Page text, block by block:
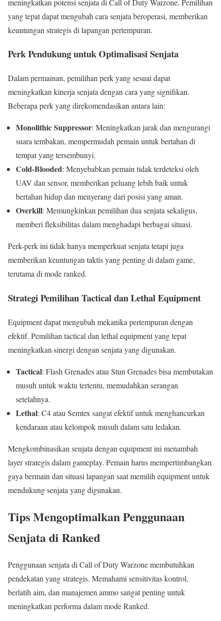
yang tepat dapat mengubah cara senjata beroperasi, memberikan
keuntungan strategis di lapangan pertempuran.
Perk Pendukung untuk Optimalisasi Senjata
Dalam permainan, pemilihan perk yang sesuai dapat
meningkatkan kinerja senjata dengan cara yang signifikan.
Beberapa perk yang direkomendasikan antara lain:
Monolithic Suppressor: Meningkatkan jarak dan mengurangi
suara tembakan, mempermudah pemain untuk bertahan di
tempat yang tersembunyi.
Cold-Blooded: Menyebabkan pemain tidak terdeteksi oleh
UAV dan sensor, memberikan peluang lebih baik untuk
bertahan hidup dan menyerang dari posisi yang aman.
Overkill: Memungkinkan pemilihan dua senjata sekaligus,
memberi fleksibilitas dalam menghadapi berbagai situasi.
Perk-perk ini tidak hanya memperkuat senjata tetapi juga
memberikan keuntungan taktis yang penting di dalam game,
terutama di mode ranked.
Strategi Pemilihan Tactical dan Lethal Equipment
Equipment dapat mengubah mekanika pertempuran dengan
efektif. Pemilihan tactical dan lethal equipment yang tepat
meningkatkan sinergi dengan senjata yang digunakan.
Tactical: Flash Grenades atau Stun Grenades bisa membutakan
musuh untuk waktu tertentu, memudahkan serangan
setelahnya.
Lethal: C4 atau Semtex sangat efektif untuk menghancurkan
kendaraan atau kelompok musuh dalam satu ledakan.
Mengkombinasikan senjata dengan equipment ini menambah
layer strategis dalam gameplay. Pemain harus mempertimbangkan
gaya bermain dan situasi lapangan saat memilih equipment untuk
mendukung senjata yang digunakan.
Tips Mengoptimalkan Penggunaan
Senjata di Ranked
Penggunaan senjata di Call of Duty Warzone membutuhkan
pendekatan yang strategis. Memahami sensitivitas kontrol,
berlatih aim, dan manajemen ammo sangat penting untuk
meningkatkan performa dalam mode Ranked.